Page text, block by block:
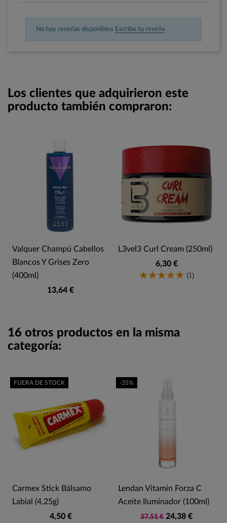
No hay reseñas disponibles Escribe tu reseña
Los clientes que adquirieron este
producto también compraron:
Valquer Champú Cabellos
Blancos Y Grises Zero
(400ml)
13,64 €
L3vel3 Curl Cream (250ml)
6,30 €
(1)
16 otros productos en la misma
categoría:
Carmex Stick Bálsamo
Labial (4,25g)
4,50 €
FUERA DE STOCK
Lendan Vitamin Forza C
Aceite Iluminador (100ml)
37,51 € 24,38 €
-35%